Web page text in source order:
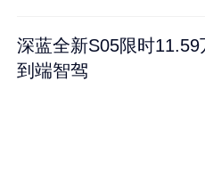
深蓝全新S05限时
到端智驾